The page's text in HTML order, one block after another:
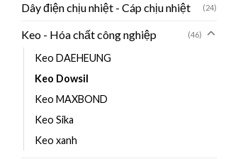
Dây điện chịu nhiệt - Cáp chịu nhiệt (24)
Keo - Hóa chất công nghiệp (46)
Keo DAEHEUNG
Keo Dowsil
Keo MAXBOND
Keo Sika
Keo xanh